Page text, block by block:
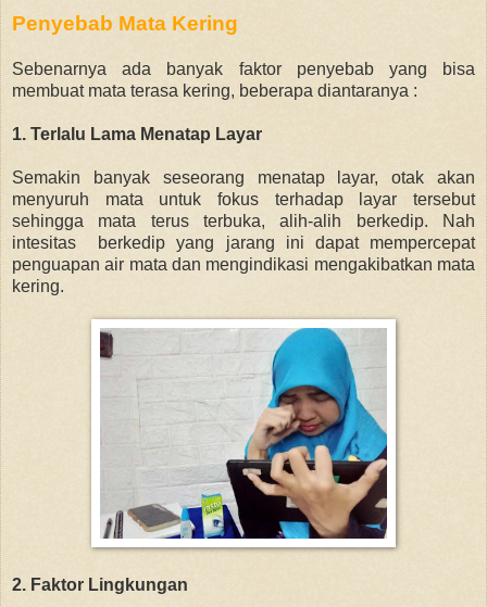
Penyebab Mata Kering
Sebenarnya ada banyak faktor penyebab yang bisa
membuat mata terasa kering, beberapa diantaranya :
1. Terlalu Lama Menatap Layar
Semakin banyak seseorang menatap layar, otak akan
menyuruh mata untuk fokus terhadap layar tersebut
sehingga mata terus terbuka, alih-alih berkedip.
Nah
intesitas berkedip yang jarang ini dapat mempercepat
penguapan air mata dan mengindikasi mengakibatkan mata
kering.
2. Faktor Lingkungan